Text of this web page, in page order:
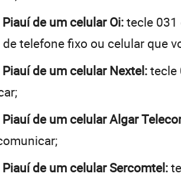
de um celular Oi:tecle 031
telefone fixo ou celular que
de um celular Nextel:tecle
de um celular Algar
de um celular Sercomtel: